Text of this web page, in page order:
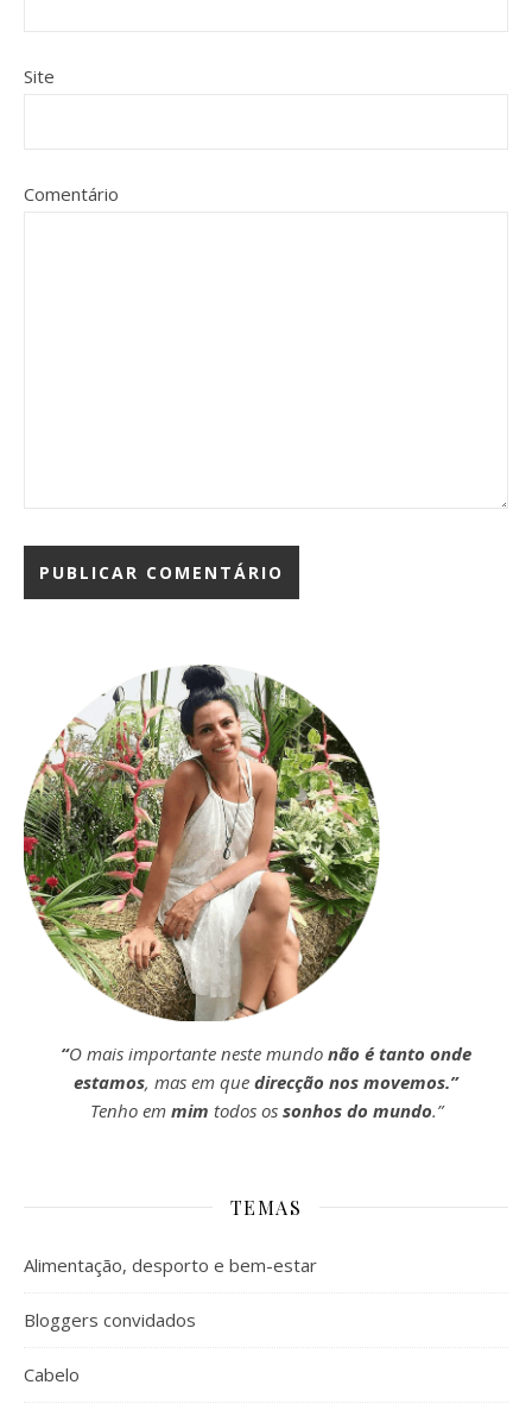
Site
Comentário
“O mais importante neste mundo não é tanto onde
estamos, mas em que direcção nos movemos.”
Tenho em mim todos ossonhos do mundo.”
TEMAS
Alimentação, desporto e bem-estar
Bloggers convidados
Cabelo